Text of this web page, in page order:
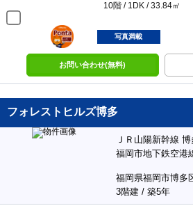
10階 / 1DK / 33.84㎡
ポンタ
部屋
写真満載
お問い合わせ(無料)
フォレストヒルズ博多
ＪＲ山陽新幹線
福岡市地下鉄空港
福岡県福岡市博多
3階建 / 築5年